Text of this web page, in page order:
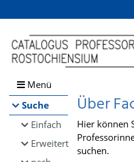
Browsen
direkt zum Inhalt
Menü
Suche
Einfach
Erweitert
Über
Hier können
suchen.